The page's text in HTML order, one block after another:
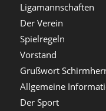
Ligamannschaften
Der Verein
Spielregeln
Vorstand
Grußwort
Allgemeine
Der Sport